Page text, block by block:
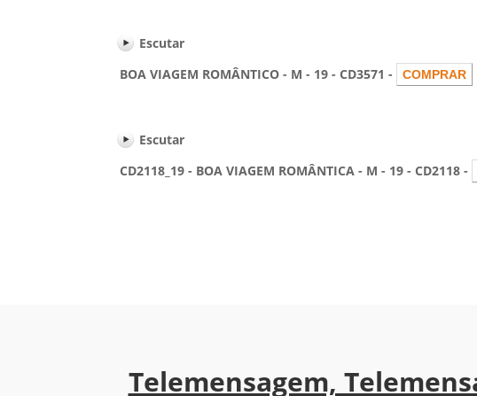
Escutar
BOA VIAGEM ROMÂNTICO - M - 19 - CD3571 -
Escutar
CD2118_19 - BOA VIAGEM ROMÂNTICA - M - 19 - CD2118 -
Telemensagem,